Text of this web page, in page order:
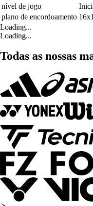
nível de jogo
plano de encordoamento
Loading...
Loading...
Todas as nossas